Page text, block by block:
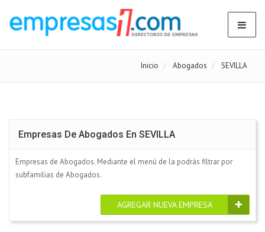
Inicio Abogados SEVILLA
Empresas De Abogados En SEVILLA
Empresas de Abogados. Mediante el menú de la podrás filtrar por
subfamilias de Abogados.
AGREGAR NUEVA EMPRESA